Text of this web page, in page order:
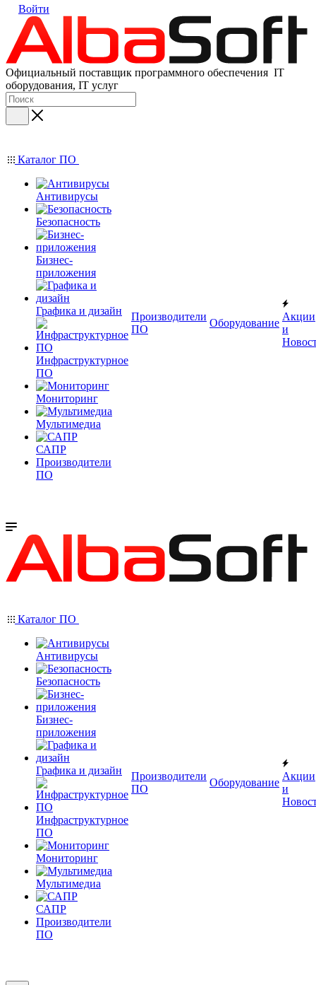
Войти
Официальный поставщик программного обеспечения IT
оборудования, IT услуг
Каталог ПО
Антивирусы
Безопасность
Бизнес-
приложения
Графика и дизайн
Инфраструктурное
ПО
Мониторинг
Мультимедиа
САПР
Производители
ПО
Производители
ПО
Оборудование
Акции
и
Каталог ПО
Антивирусы
Безопасность
Бизнес-
приложения
Графика и дизайн
Инфраструктурное
ПО
Мониторинг
Мультимедиа
САПР
Производители
ПО
Производители
ПО
Оборудование
Акции
и